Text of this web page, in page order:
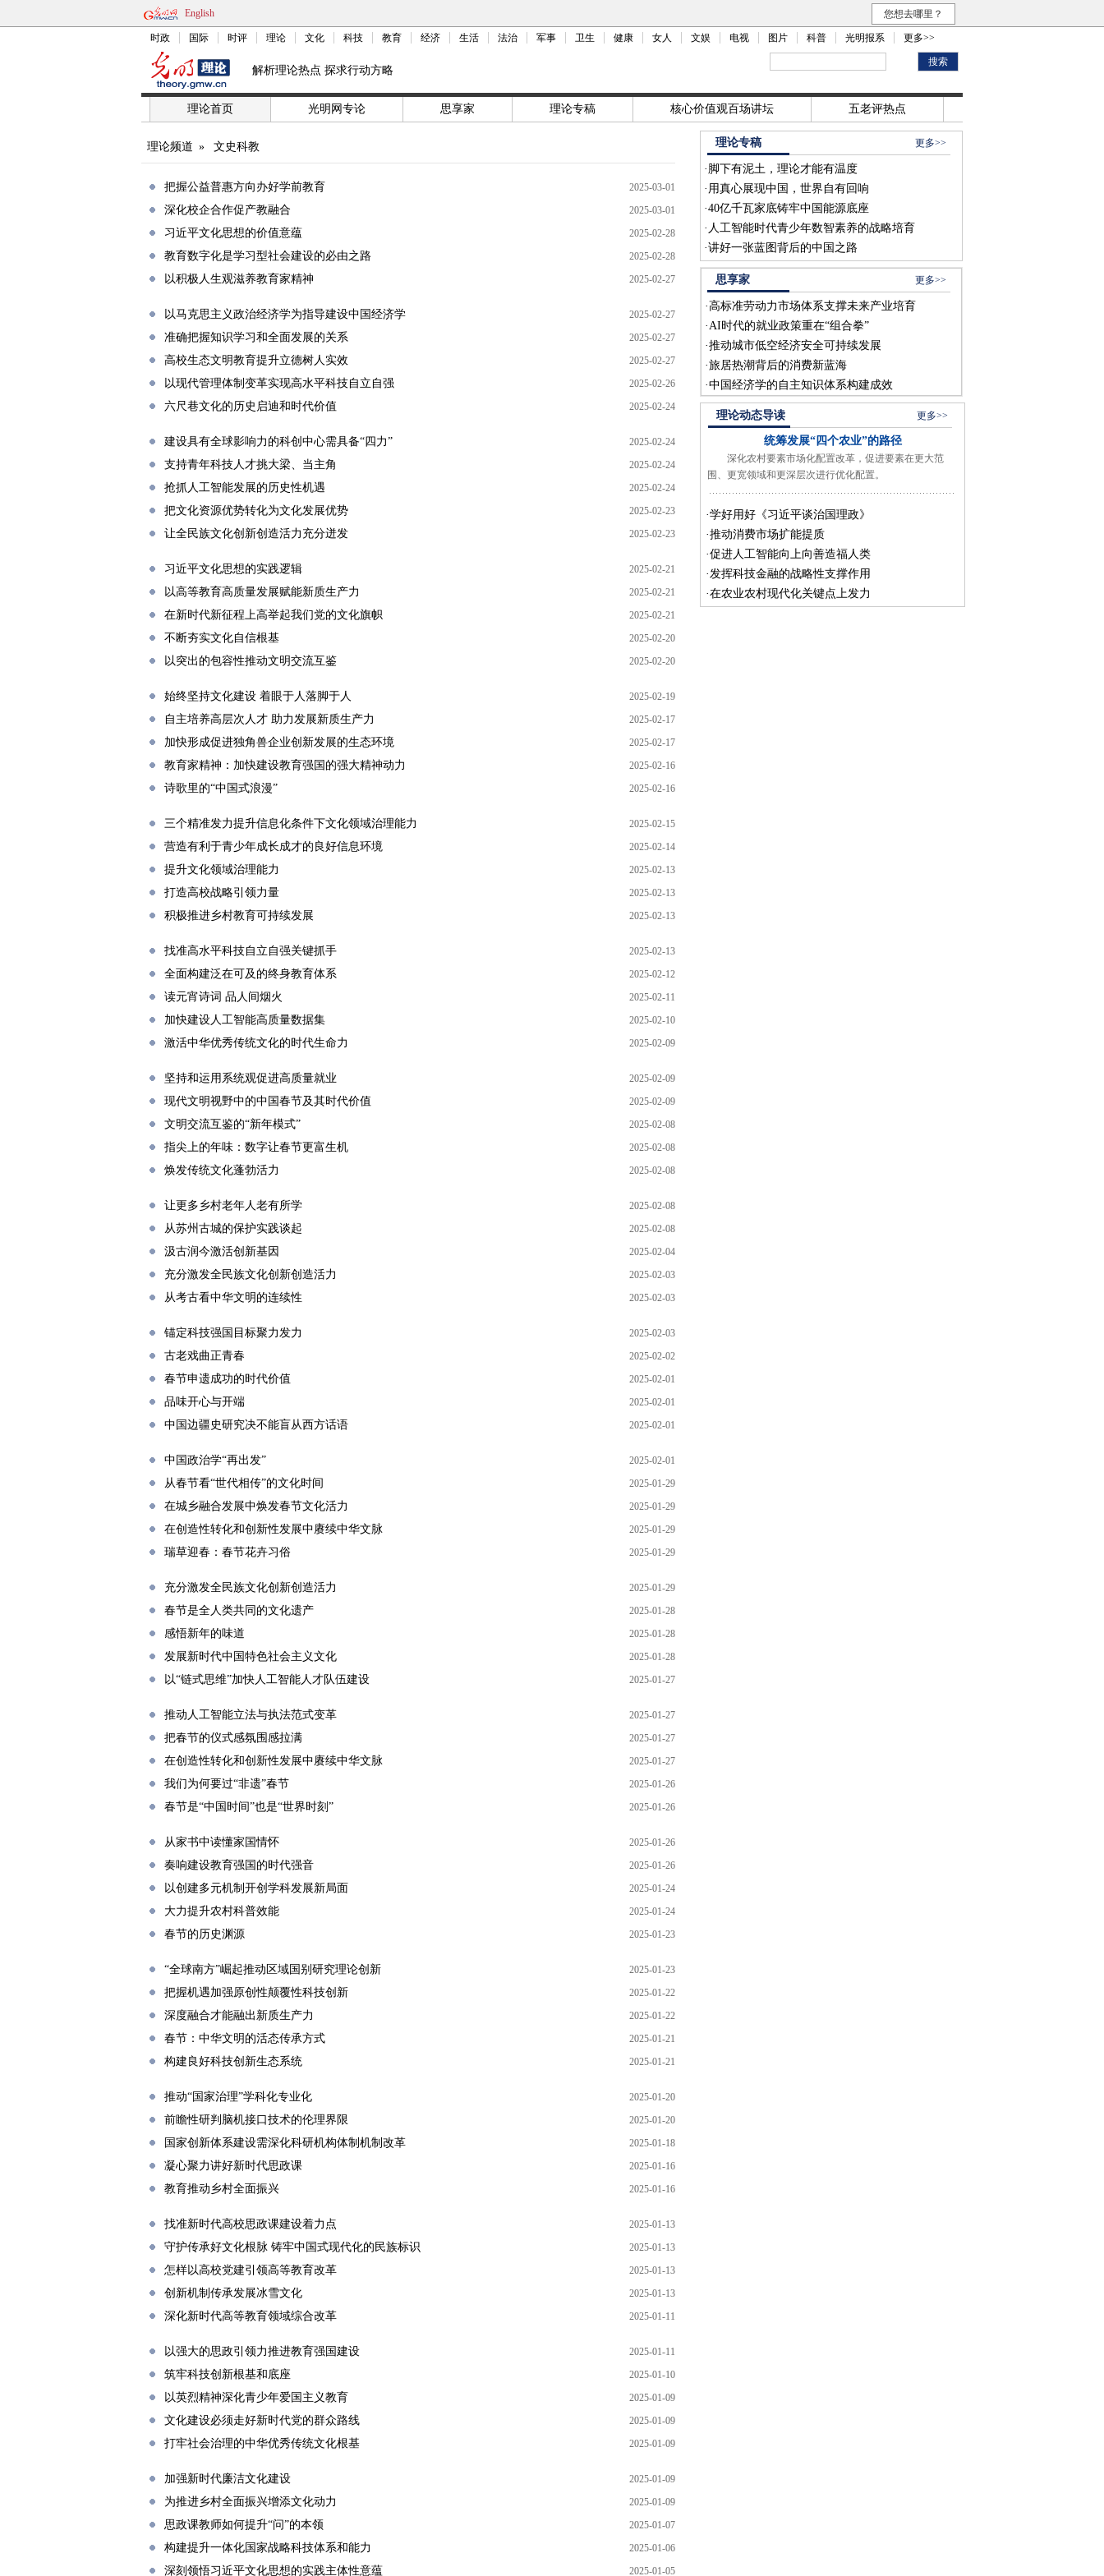
English 您想去哪里？
时政 国际 时评 理论 文化 科技 教育 经济 生活 法治 军事 卫生 健康 女人 文娱 电视 图片 科普 光明报系 更多>>
解析理论热点 探求行动方略
理论首页 光明网专论 思享家 理论专稿 核心价值观百场讲坛 五老评热点
理论频道 » 文史科教
把握公益普惠方向办好学前教育 2025-03-01
深化校企合作促产教融合 2025-03-01
习近平文化思想的价值意蕴 2025-02-28
教育数字化是学习型社会建设的必由之路 2025-02-28
以积极人生观滋养教育家精神 2025-02-27
以马克思主义政治经济学为指导建设中国经济学 2025-02-27
准确把握知识学习和全面发展的关系 2025-02-27
高校生态文明教育提升立德树人实效 2025-02-27
以现代管理体制变革实现高水平科技自立自强 2025-02-26
六尺巷文化的历史启迪和时代价值 2025-02-24
建设具有全球影响力的科创中心需具备“四力” 2025-02-24
支持青年科技人才挑大梁、当主角 2025-02-24
抢抓人工智能发展的历史性机遇 2025-02-24
把文化资源优势转化为文化发展优势 2025-02-23
让全民族文化创新创造活力充分迸发 2025-02-23
习近平文化思想的实践逻辑 2025-02-21
以高等教育高质量发展赋能新质生产力 2025-02-21
在新时代新征程上高举起我们党的文化旗帜 2025-02-21
不断夯实文化自信根基 2025-02-20
以突出的包容性推动文明交流互鉴 2025-02-20
始终坚持文化建设 着眼于人落脚于人 2025-02-19
自主培养高层次人才 助力发展新质生产力 2025-02-17
加快形成促进独角兽企业创新发展的生态环境 2025-02-17
教育家精神：加快建设教育强国的强大精神动力 2025-02-16
诗歌里的“中国式浪漫” 2025-02-16
三个精准发力提升信息化条件下文化领域治理能力 2025-02-15
营造有利于青少年成长成才的良好信息环境 2025-02-14
提升文化领域治理能力 2025-02-13
打造高校战略引领力量 2025-02-13
积极推进乡村教育可持续发展 2025-02-13
找准高水平科技自立自强关键抓手 2025-02-13
全面构建泛在可及的终身教育体系 2025-02-12
读元宵诗词 品人间烟火 2025-02-11
加快建设人工智能高质量数据集 2025-02-10
激活中华优秀传统文化的时代生命力 2025-02-09
坚持和运用系统观促进高质量就业 2025-02-09
现代文明视野中的中国春节及其时代价值 2025-02-09
文明交流互鉴的“新年模式” 2025-02-08
指尖上的年味：数字让春节更富生机 2025-02-08
焕发传统文化蓬勃活力 2025-02-08
让更多乡村老年人老有所学 2025-02-08
从苏州古城的保护实践谈起 2025-02-08
汲古润今激活创新基因 2025-02-04
充分激发全民族文化创新创造活力 2025-02-03
从考古看中华文明的连续性 2025-02-03
锚定科技强国目标聚力发力 2025-02-03
古老戏曲正青春 2025-02-02
春节申遗成功的时代价值 2025-02-01
品味开心与开端 2025-02-01
中国边疆史研究决不能盲从西方话语 2025-02-01
中国政治学“再出发” 2025-02-01
从春节看“世代相传”的文化时间 2025-01-29
在城乡融合发展中焕发春节文化活力 2025-01-29
在创造性转化和创新性发展中赓续中华文脉 2025-01-29
瑞草迎春：春节花卉习俗 2025-01-29
充分激发全民族文化创新创造活力 2025-01-29
春节是全人类共同的文化遗产 2025-01-28
感悟新年的味道 2025-01-28
发展新时代中国特色社会主义文化 2025-01-28
以“链式思维”加快人工智能人才队伍建设 2025-01-27
推动人工智能立法与执法范式变革 2025-01-27
把春节的仪式感氛围感拉满 2025-01-27
在创造性转化和创新性发展中赓续中华文脉 2025-01-27
我们为何要过“非遗”春节 2025-01-26
春节是“中国时间”也是“世界时刻” 2025-01-26
从家书中读懂家国情怀 2025-01-26
奏响建设教育强国的时代强音 2025-01-26
以创建多元机制开创学科发展新局面 2025-01-24
大力提升农村科普效能 2025-01-24
春节的历史渊源 2025-01-23
“全球南方”崛起推动区域国别研究理论创新 2025-01-23
把握机遇加强原创性颠覆性科技创新 2025-01-22
深度融合才能融出新质生产力 2025-01-22
春节：中华文明的活态传承方式 2025-01-21
构建良好科技创新生态系统 2025-01-21
推动“国家治理”学科化专业化 2025-01-20
前瞻性研判脑机接口技术的伦理界限 2025-01-20
国家创新体系建设需深化科研机构体制机制改革 2025-01-18
凝心聚力讲好新时代思政课 2025-01-16
教育推动乡村全面振兴 2025-01-16
找准新时代高校思政课建设着力点 2025-01-13
守护传承好文化根脉 铸牢中国式现代化的民族标识 2025-01-13
怎样以高校党建引领高等教育改革 2025-01-13
创新机制传承发展冰雪文化 2025-01-13
深化新时代高等教育领域综合改革 2025-01-11
以强大的思政引领力推进教育强国建设 2025-01-11
筑牢科技创新根基和底座 2025-01-10
以英烈精神深化青少年爱国主义教育 2025-01-09
文化建设必须走好新时代党的群众路线 2025-01-09
打牢社会治理的中华优秀传统文化根基 2025-01-09
加强新时代廉洁文化建设 2025-01-09
为推进乡村全面振兴增添文化动力 2025-01-09
思政课教师如何提升“问”的本领 2025-01-07
构建提升一体化国家战略科技体系和能力 2025-01-06
深刻领悟习近平文化思想的实践主体性意蕴 2025-01-05
理论专稿 更多>>
· 脚下有泥土，理论才能有温度
· 用真心展现中国，世界自有回响
·40亿千瓦家底铸牢中国能源底座
· 人工智能时代青少年数智素养的战略培育
·讲好一张蓝图背后的中国之路
思享家 更多>>
·高标准劳动力市场体系支撑未来产业培育
·AI时代的就业政策重在“组合拳”
·推动城市低空经济安全可持续发展
·旅居热潮背后的消费新蓝海
·中国经济学的自主知识体系构建成效
理论动态导读 更多>>
统筹发展“四个农业”的路径
深化农村要素市场化配置改革，促进要素在更大范
围、更宽领域和更深层次进行优化配置。
·学好用好《习近平谈治国理政》
·推动消费市场扩能提质
·促进人工智能向上向善造福人类
·发挥科技金融的战略性支撑作用
·在农业农村现代化关键点上发力